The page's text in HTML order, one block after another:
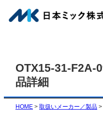
容
OTX15-31-F2A-
品詳細
HOME > 取扱いメーカー／製品 >